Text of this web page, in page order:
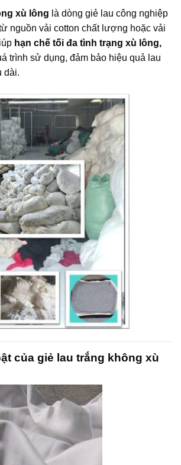
xù lông là dòng giẻ lau công nghiệp
nguồn vải cotton chất lượng hoặc vải
hạn chế tối đa tình trạng xù lông,
trình sử dụng, đảm bảo hiệu quả lau
dài.
của giẻ lau trắng không xù